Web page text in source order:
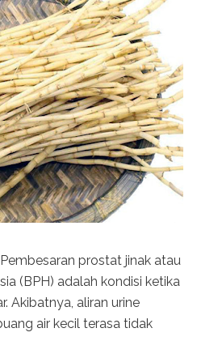
prostat jinak atau
(BPH) adalah kondisi ketika
Akibatnya, aliran urine
air kecil terasa tidak